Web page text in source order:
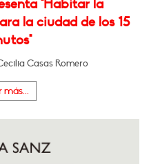
"Habitar la
la ciudad de los 15
Casas Romero
más...